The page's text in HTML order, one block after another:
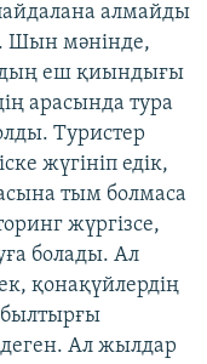
алмайды
Шын мәнінде,
еш қиындығы
арасында тура
Туристер
жүгініп едік,
тым болмаса
жүргізсе,
болады. Ал
қонақүйлердің
былтырғы
Ал жылдар